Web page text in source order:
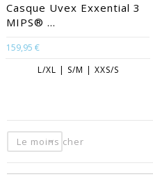
Casque Uvex Exxential 3
MIPS® ...
159,95 €
L/XL | S/M | XXS/S
Le moins cher